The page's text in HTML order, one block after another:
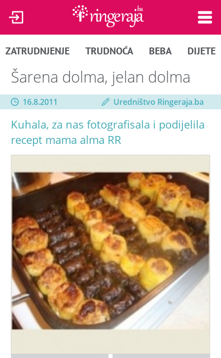
ZATRUDNJENJE TRUDNOĆA BEBA DIJETE
Šarena dolma, jelan dolma
16.8.2011 Uredništvo Ringeraja.ba
Kuhala, za nas fotografisala i podijelila
recept mama alma RR